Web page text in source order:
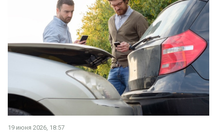
19 июня 2026, 18:57